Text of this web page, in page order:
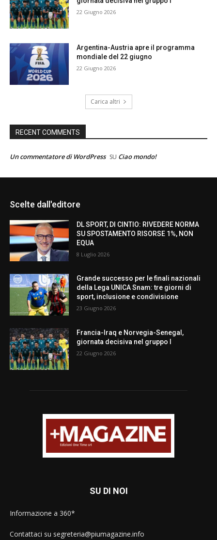
22 Giugno 2026
Argentina-Austria apre il programma
mondiale del 22 giugno
22 Giugno 2026
Carica altri
RECENT COMMENTS
Un commentatore di WordPress SU Ciao mondo!
Scelte dall'editore
DL SPORT, DI CINTIO: RIVEDERE NORMA
SU SPOSTAMENTO RISORSE 1%, NON
EQUA
8 Luglio 2026
Grande successo per le finali nazionali
della Lega UNICA Snam: tre giorni di
sport, inclusione e condivisione
23 Giugno 2026
Francia-Iraq e Norvegia-Senegal,
giornata decisiva nel gruppo I
22 Giugno 2026
SU DI NOI
Informazione a 360*
Contattaci su segreteria@piumagazine.info